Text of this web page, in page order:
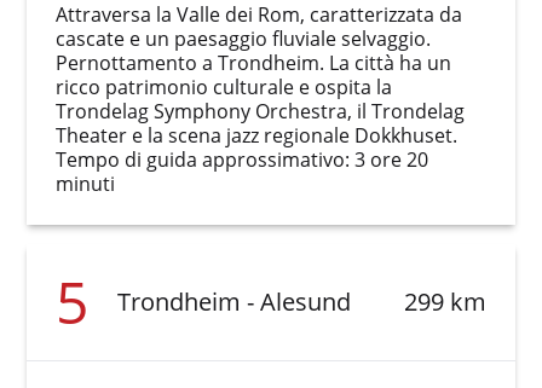
Attraversa la Valle dei Rom, caratterizzata da
cascate e un paesaggio fluviale selvaggio.
Pernottamento a Trondheim. La città ha un
ricco patrimonio culturale e ospita la
Trondelag Symphony Orchestra, il Trondelag
Theater e la scena jazz regionale Dokkhuset.
Tempo di guida approssimativo: 3 ore 20
minuti
5 Trondheim - Alesund 299 km